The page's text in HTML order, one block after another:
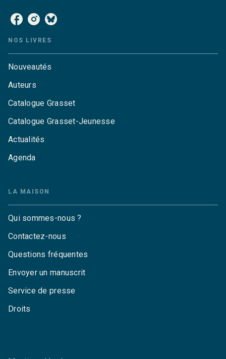
NOS LIVRES
Nouveautés
Auteurs
Catalogue Grasset
Catalogue Grasset-Jeunesse
Actualités
Agenda
LA MAISON
Qui sommes-nous ?
Contactez-nous
Questions fréquentes
Envoyer un manuscrit
Service de presse
Droits